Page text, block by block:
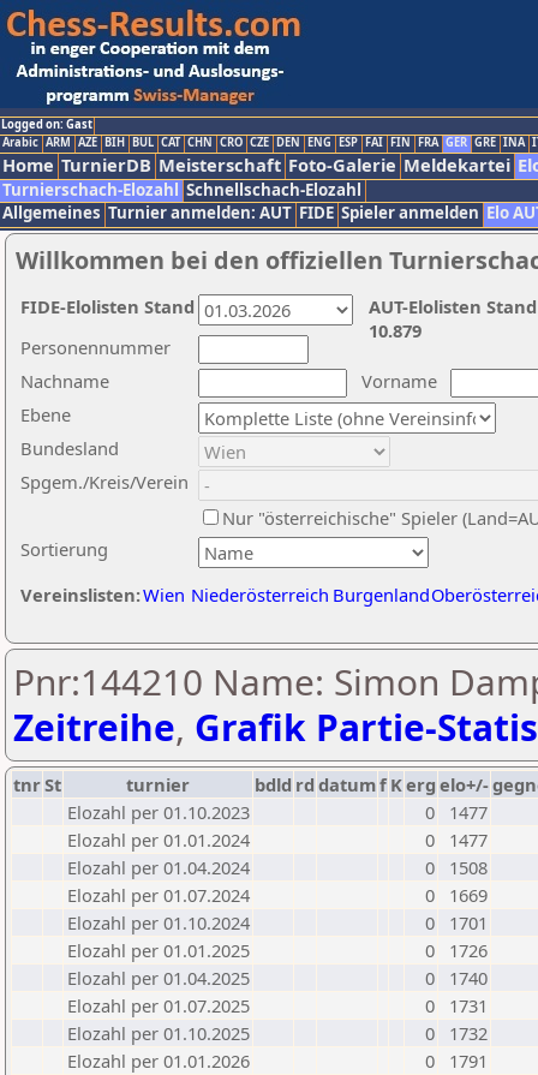
Logged on: Gast
Arabic ARM AZE BIH BUL CAT CHN CRO CZE DEN ENG ESP FAI FIN FRA GER GRE INA
Home TurnierDB Meisterschaft Foto-Galerie Meldekartei
Turnierschach-Elozahl Schnellschach-Elozahl
Allgemeines Turnier anmelden: AUT FIDE Spieler anmelden Elo
Willkommen bei den offiziellen
Nachname
Vorname
Ebene
Sortierung
Personennummer
Bundesland
Spgem./Kreis/Verein
Nur "österreichische" Spieler
Vereinslisten:Wien Niederösterreich Burgenland
AUT-Elolisten
10.879
FIDE-Elolisten Stand
Pnr:144210 Name: Simon
Zeitreihe, Grafik Partie-
tnrSt turnier bdld rd datumf Kerg elo+/-
Elozahl per 01.10.2023
0
1477
Elozahl per 01.01.2024
0
1477
Elozahl per 01.04.2024
0
1508
Elozahl per 01.07.2024
0
1669
Elozahl per 01.10.2024
0
1701
Elozahl per 01.01.2025
0
1726
Elozahl per 01.04.2025
0
1740
Elozahl per 01.07.2025
0
1731
Elozahl per 01.10.2025
0
1732
Elozahl per 01.01.2026
0
1791